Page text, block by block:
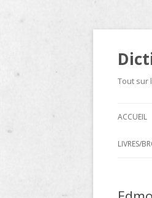
Tout sur
ACCUEIL
LIVRES/
D